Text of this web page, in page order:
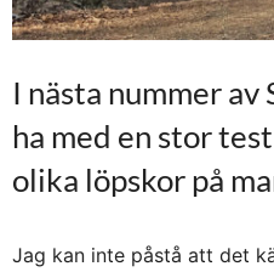
MARI SKRIVER:
Underbara barn
ANNA LISSJANIS
APRIL 23, 2017 KL. 9:19 E
Tack snälla Mari!
TRAIL & INSPIRATION
I nästa nummer av
ha med en stor
olika löpskor på
Jag kan inte påstå att det